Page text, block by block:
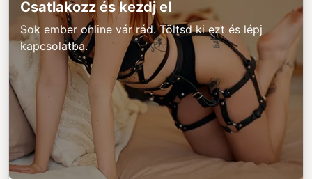
Csatlakozz és kezdj el
Sok ember online vár rád. Töltsd ki ezt és lépj
kapcsolatba.